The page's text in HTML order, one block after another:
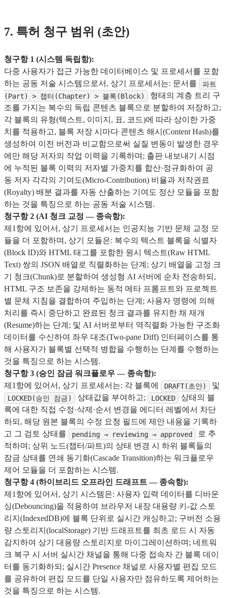
7. 특허 청구 범위 (초안)
청구항 1 (시스템 독립항):
다중 사용자가 접근 가능한 데이터베이스 및 프로세서를 포함
하는 공동 저술 시스템으로서, 상기 프로세서는: 문서를
파트
(Part) > 챕터(Chapter) > 블록(Block)
형태의 계층 트리 구
조를 가지는 복수의 독립 콘텐츠 블록으로 분할하여 저장하고;
각 블록의 유형(텍스트, 이미지, 표, 코드)에 따라 상이한 가중
치를 적용하고, 블록 저장 시마다 콘텐츠 해시(Content Hash)를
생성하여 이전 버전과 비교함으로써 실질 변동이 발생한 경우
에만 해당 저자의 작업 이력을 기록하며; 출판 내보내기 시점
에 누적된 블록 이력의 저자별 가중치를 합산·정규화하여 공
동 저자 각각의 기여도(Micro-Contribution) 비율과 저작권료
(Royalty) 배분 결과를 자동 산출하는 기여도 정산 모듈을 포함
하는 것을 특징으로 하는 공동 저술 시스템.
청구항 2 (AI 청크 교정 — 종속항):
제1항에 있어서, 상기 프로세서는 인공지능 기반 문체 교정 모
듈을 더 포함하며, 상기 모듈은: 복수의 텍스트 블록을 식별자
(Block ID)와 HTML 태그를 포함한 원시 텍스트(Raw HTML
Text) 쌍의 JSON 배열로 직렬화하는 단계; 상기 배열을 고정 크
기 청크(Chunk)로 분할하여 생성형 AI 서버에 순차 전송하되,
HTML 구조 보존을 강제하는 동적 메타 프롬프트와 프로젝트
별 문체 지침을 결합하여 주입하는 단계; 사용자 명령에 의해
처리를 즉시 중단하고 완료된 청크 결과를 유지한 채 재개
(Resume)하는 단계; 및 AI 서버로부터 역직렬화 가능한 구조화
데이터를 수신하여 좌우 대조(Two-pane Diff) 인터페이스를 통
해 사용자가 블록별 선택적 병합을 수행하는 단계를 수행하는
것을 특징으로 하는 시스템.
청구항 3 (승인 잠금 워크플로우 — 종속항):
제1항에 있어서, 상기 프로세서는: 각 블록에
DRAFT(초안) 및
LOCKED(승인 잠금) 상태값을 부여하고; LOCKED
상태의 블
록에 대한 직접 수정·삭제·순서 변경을 에디터 레벨에서 차단
하되, 해당 원본 블록의 수정 요청 필드에 제안 내용을 기록하
고 그 검토 상태를
pending → reviewing → approved
로 추
적하며; 상위 노드(챕터/파트)의 상태 변경 시 하위 블록들의
잠금 상태를 연쇄 동기화(Cascade Transition)하는 워크플로우
제어 모듈을 더 포함하는 시스템.
청구항 4 (하이브리드 오프라인 드래프트 — 종속항):
제1항에 있어서, 상기 시스템은: 사용자 입력 데이터를 디바운
싱(Debouncing)을 적용하여 브라우저 내장 대용량 키-값 스토
리지(IndexedDB)에 블록 단위로 실시간 캐싱하고; 구버전 소용
량 스토리지(localStorage) 기반 드래프트를 최초 로드 시 자동
감지하여 상기 대용량 스토리지로 마이그레이션하며; 네트워
크 복구 시 서버 실시간 채널을 통해 다중 접속자 간 블록 데이
터를 동기화하되; 실시간 Presence 채널로 사용자별 편집 모드
를 공유하여 편집 모드를 단일 사용자만 점유하도록 제어하는
것을 특징으로 하는 시스템.